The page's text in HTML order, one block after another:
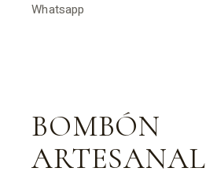
Whatsapp
BOMBÓN
ARTESANAL